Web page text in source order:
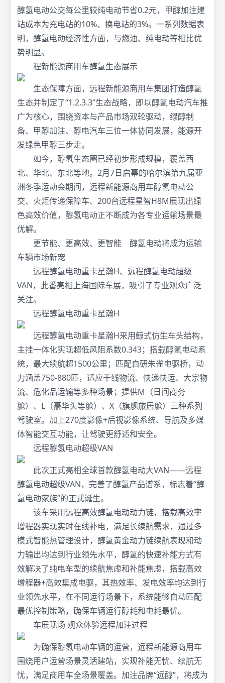
醇氢电动公交每公里较纯电动节省0.2元，甲醇加注建
站成本为充电站的10%、换电站的3%。一系列数据表
明，醇氢电动经济性方面，与燃油、纯电动等相比优
势明显。
程新能源商用车醇氢生态展示
生态保障方面，远程新能源商用车集团打造醇氢
生态并制定了“1.2.3.3”生态战略，即以醇氢电动汽车推
广为核心，围绕资本与产品市场双轮驱动，绿醇制
备、甲醇加注、醇电汽车三位一体协同发展，能源开
发绿色甲醇三步走。
如今，醇氢生态圈已经初步形成规模，覆盖西
北、华北、东北等地。2月7日启幕的哈尔滨第九届亚
洲冬季运动会期间，远程新能源商用车醇氢电动公
交、火炬传递保障车、200台远程星智H8M展现出绿
色高效价值，醇氢电动正不断成为各专业运输场景最
优解。
更节能、更高效、更智能 醇氢电动将成为运输
车辆市场新宠
远程醇氢电动重卡星瀚H、远程醇氢电动超级
VAN，此番亮相上海国际车展，吸引了专业观众广泛
关注。
远程醇氢电动重卡星瀚H
远程醇氢电动重卡星瀚H采用鲸式仿生车头结构，
主挂一体化实现超低风阻系数0.343；搭载醇氢电动系
统，最大续航超1500公里；匹配自研朱雀电驱桥，动
力涵盖750-880匹，适应干线物流、快递快运、大宗物
流、危化品运输等多种场景；提供M（日间商务
舱）、L（豪华头等舱）、X（旗舰旅居舱）三种系列
驾驶室。加上270度影像+后视影像系统、导航及多媒
体智能交互功能，让驾驶更舒适和安全。
远程醇氢电动超级VAN
此次正式亮相全球首款醇氢电动大VAN——远程
醇氢电动超级VAN，完善了醇氢产品谱系，标志着“醇
氢电动家族”的正式诞生。
该车采用远程高效醇氢电动动力链，搭载高效率
增程器实现实时在线补电，满足长续航需求，通过多
模式智能热管理设计，醇氢黄金动力链续航表现和动
力输出均达到行业领先水平，醇氢的快速补能方式有
效解决了纯电车型的续航焦虑和补能焦虑，搭载高效
增程器+高效集成电驱，其热效率、发电效率均达到行
业领先水平，在不同运行场景下，系统能够自动匹配
最优控制策略，确保车辆运行醇耗和电耗最优。
车展现场 观众体验远程加注过程
为确保醇氢电动车辆的运营，远程新能源商用车
围绕用户运营场景灵活建站，实现补能无忧、续航无
忧，满足商用车全场景覆盖。加注品牌“远醇”，将成为